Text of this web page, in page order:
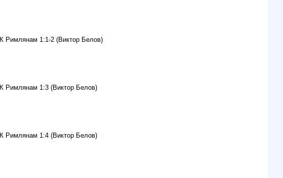
К Римлянам 1:1-2 (Виктор Белов)
К Римлянам 1:3 (Виктор Белов)
К Римлянам 1:4 (Виктор Белов)